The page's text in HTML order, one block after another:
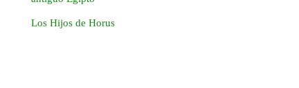
Los Hijos de Horus